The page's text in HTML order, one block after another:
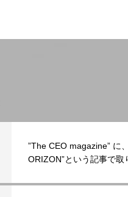
”The CEO magazine” に
ORIZON”という記事で取